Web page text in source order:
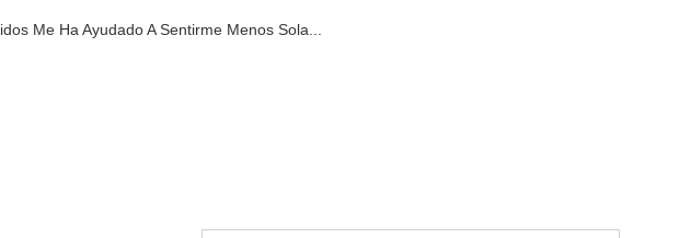
Me Ha Ayudado A Sentirme Menos Sola...